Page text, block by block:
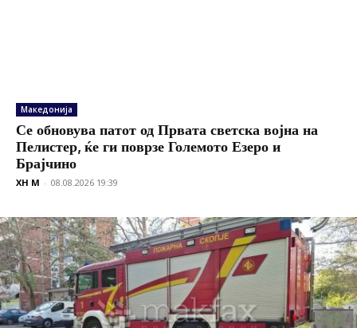
Македонија
Се обновува патот од Првата светска војна на
Пелистер, ќе ги поврзе Големото Езеро и
Брајчино
XH M - 08.08.2026 19:39